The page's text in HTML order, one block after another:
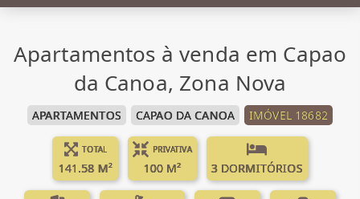
Apartamentos à venda em Capao
da Canoa, Zona Nova
APARTAMENTOS CAPAO DA CANOA IMÓVEL 18682
TOTAL
141.58 M²
PRIVATIVA
100 M² 3 DORMITÓRIOS